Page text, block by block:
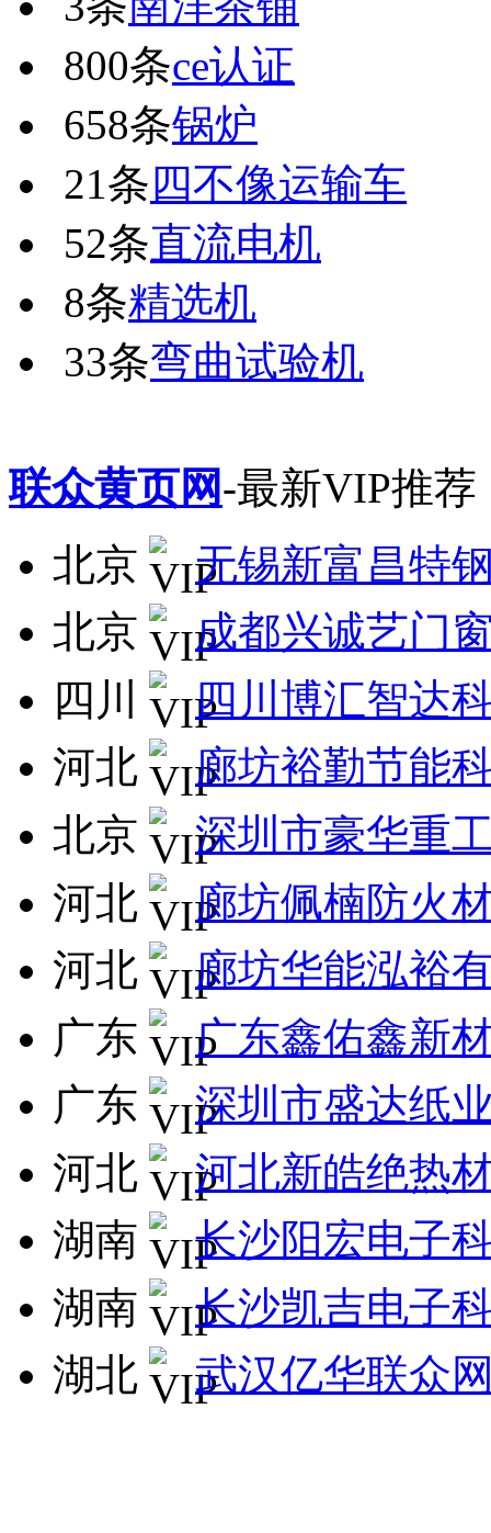
800条ce认证
658条锅炉
21条 四不像运输车
52条直流电机
8条精选机
33条弯曲试验机
联众黄页网-最新VIP推荐
北京
无锡新富昌特
北京
成都兴诚艺门
四川
四川博汇智达
河北
廊坊裕勤节能
北京
深圳市豪华重
河北
廊坊佩楠防火
河北
廊坊华能泓裕
广东
广东鑫佑鑫新
广东
深圳市盛达纸
河北
河北新皓绝热
湖南
长沙阳宏电子
湖南
长沙凯吉电子
湖北
武汉亿华联众